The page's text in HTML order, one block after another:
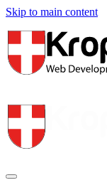
Skip to main content